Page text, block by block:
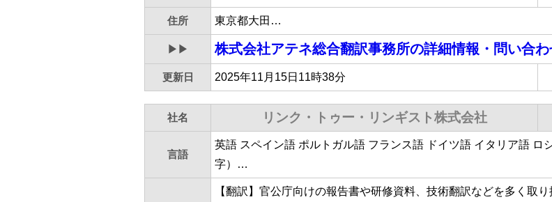
住所 東京都大田…
▶▶ 株式会社アテネ総合翻訳事務所の詳細情報・問い合わ
更新日 2025年11月15日11時38分
社名 リンク・トゥー・リンギスト株式会社
言語
英語 スペイン語 ポルトガル語 フランス語 ドイツ語 イタリア語 ロ
字）…
【翻訳】官公庁向けの報告書や研修資料、技術翻訳などを多く取